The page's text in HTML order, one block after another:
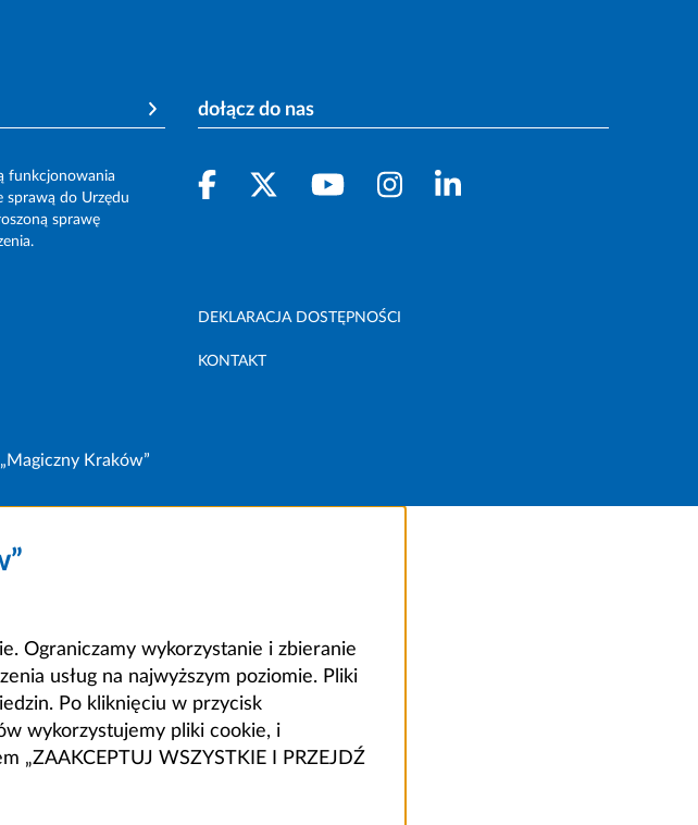
funkcjonowania
sprawą do Urzędu
sprawę
dołącz do nas
DEKLARACJA DOSTĘPNOŚCI
KONTAKT
Kraków”
Ograniczamy wykorzystanie i zbieranie
usług na najwyższym poziomie. Pliki
Po kliknięciu w przycisk
wykorzystujemy pliki cookie, i
„ZAAKCEPTUJ WSZYSTKIE I PRZEJDŹ